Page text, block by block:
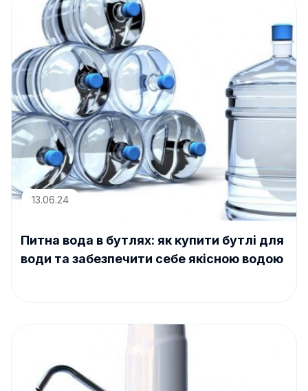
13.06.24
Питна вода в бутлях: як купити бутлі для
води та забезпечити себе якісною водою